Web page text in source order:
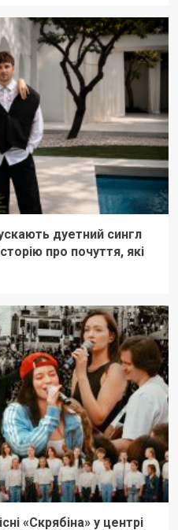
дуетний сингл
про почуття, які
«Скрябіна» у центрі